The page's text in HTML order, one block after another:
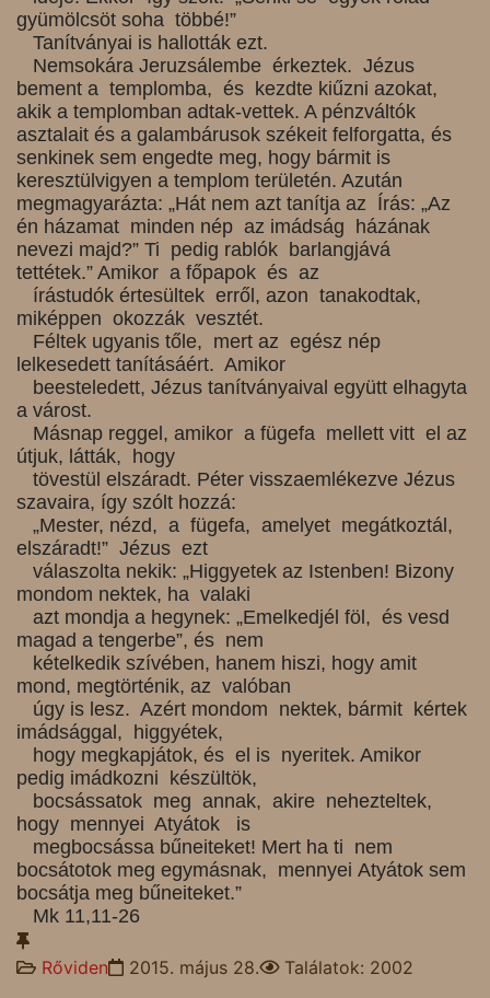
gyümölcsöt soha többé!”
Tanítványai is hallották ezt.
Nemsokára Jeruzsálembe érkeztek. Jézus
bement a templomba, és kezdte kiűzni azokat,
akik a templomban adtak-vettek. A pénzváltók
asztalait és a galambárusok székeit felforgatta, és
senkinek sem engedte meg, hogy bármit is
keresztülvigyen a templom területén. Azután
megmagyarázta: „Hát nem azt tanítja az Írás: „Az
én házamat minden nép az imádság házának
nevezi majd?” Ti pedig rablók barlangjává
tettétek.” Amikor a főpapok és az
írástudók értesültek erről, azon tanakodtak,
miképpen okozzák vesztét.
Féltek ugyanis tőle, mert az egész nép
lelkesedett tanításáért. Amikor
beesteledett, Jézus tanítványaival együtt elhagyta
a várost.
Másnap reggel, amikor a fügefa mellett vitt el az
útjuk, látták, hogy
tövestül elszáradt. Péter visszaemlékezve Jézus
szavaira, így szólt hozzá:
„Mester, nézd, a fügefa, amelyet megátkoztál,
elszáradt!” Jézus ezt
válaszolta nekik: „Higgyetek az Istenben! Bizony
mondom nektek, ha valaki
azt mondja a hegynek: „Emelkedjél föl, és vesd
magad a tengerbe”, és nem
kételkedik szívében, hanem hiszi, hogy amit
mond, megtörténik, az valóban
úgy is lesz. Azért mondom nektek, bármit kértek
imádsággal, higgyétek,
hogy megkapjátok, és el is nyeritek. Amikor
pedig imádkozni készültök,
bocsássatok meg annak, akire nehezteltek,
hogy mennyei Atyátok is
megbocsássa bűneiteket! Mert ha ti nem
bocsátotok meg egymásnak, mennyei Atyátok sem
bocsátja meg bűneiteket.”
Mk 11,11-26
Rőviden 2015. május 28. Találatok: 2002